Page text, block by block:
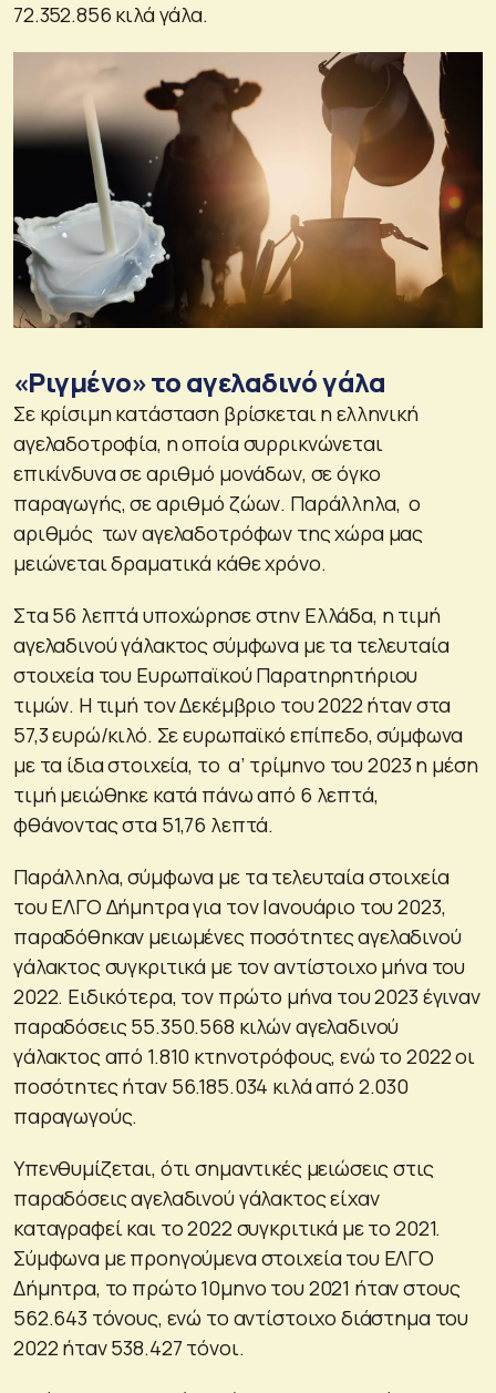
72.352.856 κιλά γάλα.
«Ριγμένο» το αγελαδινό γάλα
Σε κρίσιμη κατάσταση βρίσκεται η ελληνική
αγελαδοτροφία, η οποία συρρικνώνεται
επικίνδυνα σε αριθμό μονάδων, σε όγκο
παραγωγής, σε αριθμό ζώων. Παράλληλα, ο
αριθμός των αγελαδοτρόφων της χώρα μας
μειώνεται δραματικά κάθε χρόνο.
Στα 56 λεπτά υποχώρησε στην Ελλάδα, η τιμή
αγελαδινού γάλακτος σύμφωνα με τα τελευταία
στοιχεία του Ευρωπαϊκού Παρατηρητήριου
τιμών. Η τιμή τον Δεκέμβριο του 2022 ήταν στα
57,3 ευρώ/κιλό. Σε ευρωπαϊκό επίπεδο, σύμφωνα
με τα ίδια στοιχεία, το α’ τρίμηνο του 2023 η μέση
τιμή μειώθηκε κατά πάνω από 6 λεπτά,
φθάνοντας στα 51,76 λεπτά.
Παράλληλα, σύμφωνα με τα τελευταία στοιχεία
του ΕΛΓΟ Δήμητρα για τον Ιανουάριο του 2023,
παραδόθηκαν μειωμένες ποσότητες αγελαδινού
γάλακτος συγκριτικά με τον αντίστοιχο μήνα του
2022. Ειδικότερα, τον πρώτο μήνα του 2023 έγιναν
παραδόσεις 55.350.568 κιλών αγελαδινού
γάλακτος από 1.810 κτηνοτρόφους, ενώ το 2022 οι
ποσότητες ήταν 56.185.034 κιλά από 2.030
παραγωγούς.
Υπενθυμίζεται, ότι σημαντικές μειώσεις στις
παραδόσεις αγελαδινού γάλακτος είχαν
καταγραφεί και το 2022 συγκριτικά με το 2021.
Σύμφωνα με προηγούμενα στοιχεία του ΕΛΓΟ
Δήμητρα, το πρώτο 10μηνο του 2021 ήταν στους
562.643 τόνους, ενώ το αντίστοιχο διάστημα του
2022 ήταν 538.427 τόνοι.